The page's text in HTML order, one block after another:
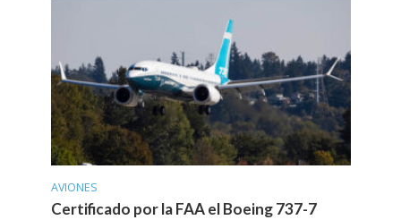
AVIONES
Certificado por la FAA el Boeing 737-7